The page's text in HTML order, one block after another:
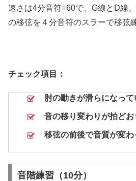
速さは4分音符=60で、G線とD線
の移弦を４分音符のスラーで移弦
チェック項目：
肘の動きが滑らになっ
音の移り変わりが拍ど
移弦の前後で音質が変
音階練習（10分）